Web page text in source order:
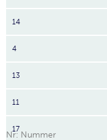
14
4
13
11
17
Nr: Nummer